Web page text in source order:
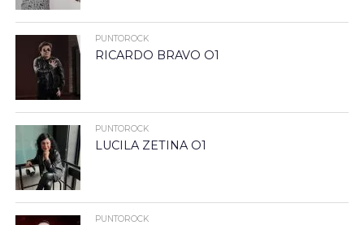
PUNTOROCK
RICARDO BRAVO O1
PUNTOROCK
LUCILA ZETINA O1
PUNTOROCK